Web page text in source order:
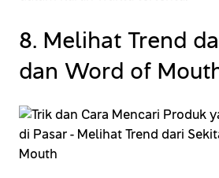
8. Melihat Trend
dan Word of